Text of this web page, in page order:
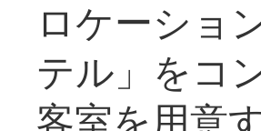
ロケーショ
テル」をコ
客室を用意